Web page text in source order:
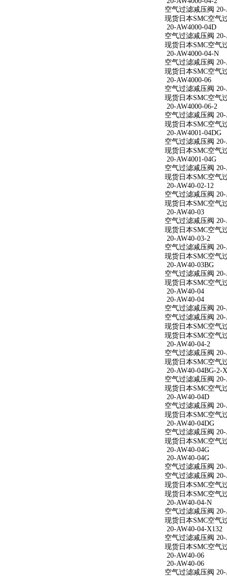
空气过滤减压阀 20-
现货日本SMC空气
20-AW4000-04D
空气过滤减压阀 20-
现货日本SMC空气
20-AW4000-04-N
空气过滤减压阀
现货日本SMC空气
20-AW4000-06
空气过滤减压阀 20-
现货日本SMC空气
20-AW4000-06-2
空气过滤减压阀 20-
现货日本SMC空气
20-AW4001-04DG
空气过滤减压阀 20-
现货日本SMC空气
20-AW4001-04G
空气过滤减压阀 20-
现货日本SMC空气
20-AW40-02-12
空气过滤减压阀 20-
现货日本SMC空气
20-AW40-03
空气过滤减压阀 20-
现货日本SMC空气
20-AW40-03-2
空气过滤减压阀
现货日本SMC空气
20-AW40-03BG
空气过滤减压阀 20-
现货日本SMC空气
20-AW40-04
20-AW40-04
空气过滤减压阀 20-
空气过滤减压阀 20-
现货日本SMC空气
现货日本SMC空气
20-AW40-04-2
空气过滤减压阀
现货日本SMC空气
20-AW40-04BG-2-
空气过滤减压阀
现货日本SMC空气
20-AW40-04D
空气过滤减压阀
现货日本SMC空气
20-AW40-04DG
空气过滤减压阀
现货日本SMC空气
20-AW40-04G
20-AW40-04G
空气过滤减压阀 20-
空气过滤减压阀 20-
现货日本SMC空气
现货日本SMC空气
20-AW40-04-N
空气过滤减压阀
现货日本SMC空气
20-AW40-04-X132
空气过滤减压阀
现货日本SMC空气
20-AW40-06
20-AW40-06
空气过滤减压阀 20-